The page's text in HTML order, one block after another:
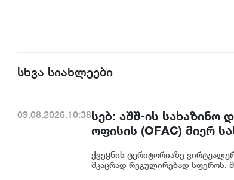
სხვა სიახლეები
09.08.2026.10:38სებ: აშშ-ის სახაზინო
ოფისის (OFAC) მიერ
ქვეყნის ტერიტორიაზე
მკაცრად რეგულირებად სფეროს.